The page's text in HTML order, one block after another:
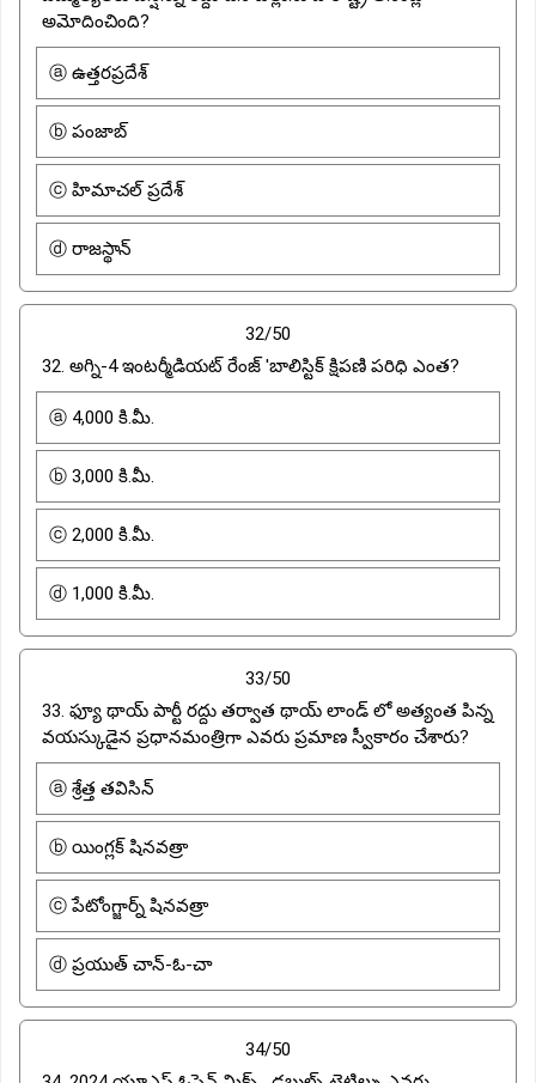
అమోదించింది?
ⓐ ఉత్తరప్రదేశ్
ⓑ పంజాబ్
ⓒ హిమాచల్ ప్రదేశ్
ⓓ రాజస్థాన్
32/50
32. అగ్ని-4 ఇంటర్మీడియట్ రేంజ్ 'బాలిస్టిక్ క్షిపణి పరిధి ఎంత?
ⓐ 4,000 కి.మీ.
ⓑ 3,000 కి.మీ.
ⓒ 2,000 కి.మీ.
ⓓ 1,000 కి.మీ.
33/50
33. ఫ్యూ థాయ్ పార్టీ రద్దు తర్వాత థాయ్ లాండ్ లో అత్యంత పిన్న
వయస్కుడైన ప్రధానమంత్రిగా ఎవరు ప్రమాణ స్వీకారం చేశారు?
ⓐ శ్రేత్త తవిసిన్
ⓑ యింగ్లక్ షినవత్రా
ⓒ పేటోంగ్జార్న్ షినవత్రా
ⓓ ప్రయుత్ చాన్-ఓ-చా
34/50